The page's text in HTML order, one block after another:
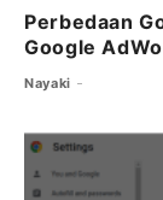
Perbedaan
Google
Nayaki